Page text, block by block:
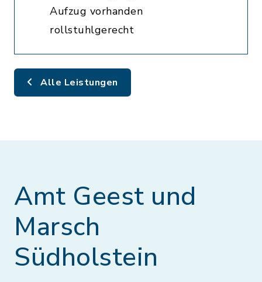
Aufzug vorhanden
rollstuhlgerecht
Alle Leistungen
Amt Geest und
Marsch
Südholstein